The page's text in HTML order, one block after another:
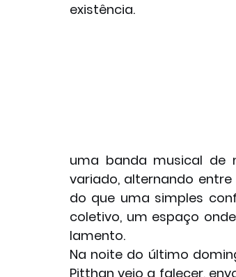
existência.
uma banda musical de
variado, alternando
do que uma simples
coletivo, um espaço
lamento.
Na noite do último
Pitthan veio a falecer,